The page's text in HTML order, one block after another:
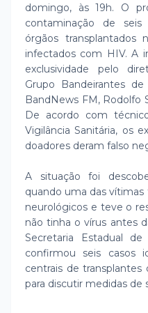
domingo, às 19h. O
contaminação de
órgãos
infectados com HIV. A
exclusividade pelo
Grupo Bandeirantes
BandNews FM, Rodolfo
De acordo com
Vigilância Sanitária, os
doadores deram falso
A situação foi
quando uma das
neurológicos e teve o
não tinha o vírus antes
Secretaria Estadual
confirmou seis casos
centrais de
para discutir medidas de